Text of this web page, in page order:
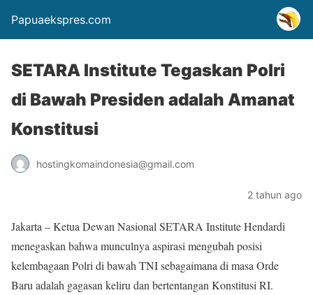
Papuaekspres.com
SETARA Institute Tegaskan Polri
di Bawah Presiden adalah Amanat
Konstitusi
hostingkomaindonesia@gmail.com
2 tahun ago
Jakarta – Ketua Dewan Nasional SETARA Institute Hendardi
menegaskan bahwa munculnya aspirasi mengubah posisi
kelembagaan Polri di bawah TNI sebagaimana di masa Orde
Baru adalah gagasan keliru dan bertentangan Konstitusi RI.